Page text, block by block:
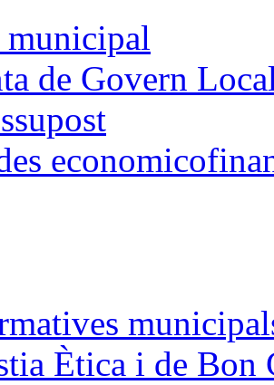
municipal
de Govern
Ètica i de Bon